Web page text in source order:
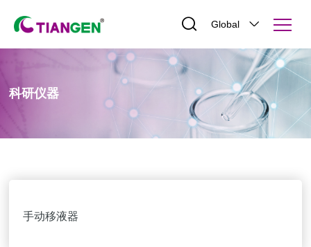
Global
科研仪器
手动移液器